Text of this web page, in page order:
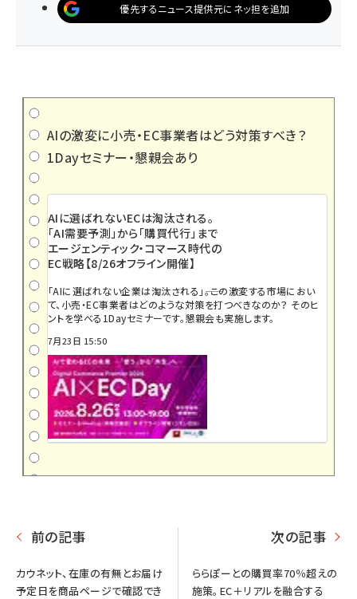
優先するニュース提供元にネッ担を追加
AIの激変に小売・EC事業者はどう対策すべき？
1Dayセミナー・懇親会あり
AIに選ばれないECは淘汰される。
「AI需要予測」から「購買代行」まで
エージェンティック・コマース時代の
EC戦略【8/26オフライン開催】
「AIに選ばれない企業は淘汰される」――。この激変する市場におい
て、小売・EC事業者はどのような対策を打つべきなのか？ そのヒ
ントを学べる1Dayセミナーです。懇親会も実施します。
7月23日 15:50
前の記事
カウネット、在庫の有無とお届け
予定日を商品ページで確認でき
次の記事
ららぽーとの購買率70％超えの
施策。EC＋リアルを融合する